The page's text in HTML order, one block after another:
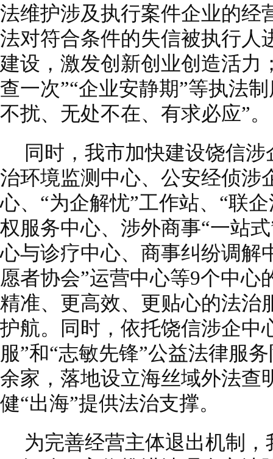
法维护涉及执行案件企业的经
法对符合条件的失信被执行人
建设，激发创新创业创造活力
查一次”“企业安静期”等执法
不扰、无处不在、有求必应”。
同时，我市加快建设饶信
治环境监测中心、公安经侦涉
心、“为企解忧”工作站、“联
权服务中心、涉外商事“一站
心与诊疗中心、商事纠纷调解
愿者协会”运营中心等9个中
精准、更高效、更贴心的法治
护航。同时，依托饶信涉企中
服”和“志敏先锋”公益法律服
余家，落地设立海丝域外法查
健“出海”提供法治支撑。
为完善经营主体退出机制